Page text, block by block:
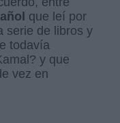
que leí por
serie de libros y
todavía
y que
vez en